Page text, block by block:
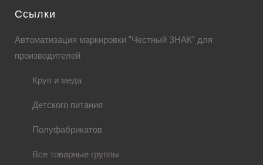
Ссылки
Автоматизация маркировки "Честный ЗНАК" для
производителей
Круп и меда
Детского питания
Полуфабрикатов
Все товарные группы